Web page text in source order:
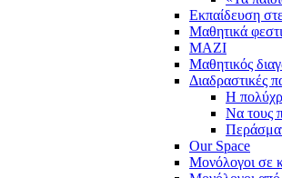
Εκπαίδευση
Μαθητικά
ΜΑΖΙ
Μαθητικός
Διαδραστικές
Η
Να τους
Our Space
Μονόλογοι σε